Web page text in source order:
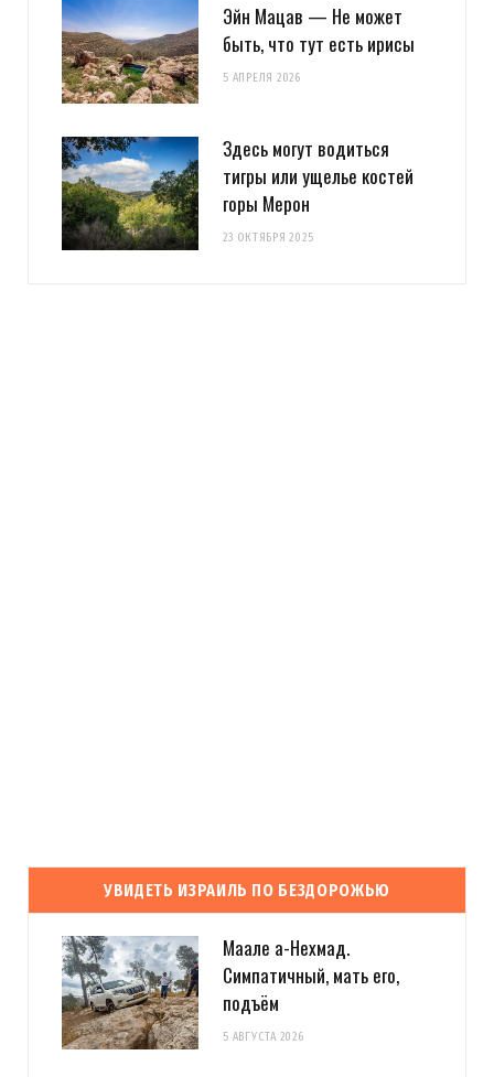
Эйн Мацав — Не может
быть, что тут есть ирисы
5 АПРЕЛЯ 2026
Здесь могут водиться
тигры или ущелье костей
горы Мерон
23 ОКТЯБРЯ 2025
УВИДЕТЬ ИЗРАИЛЬ ПО БЕЗДОРОЖЬЮ
Маале а-Нехмад.
Симпатичный, мать его,
подъём
5 АВГУСТА 2026